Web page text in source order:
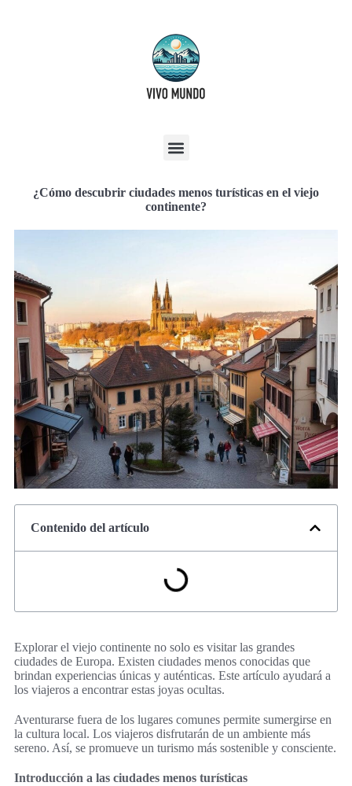
¿Cómo descubrir ciudades menos turísticas en el viejo
continente?
Contenido del artículo
Explorar el viejo continente no solo es visitar las grandes
ciudades de Europa. Existen ciudades menos conocidas que
brindan experiencias únicas y auténticas. Este artículo ayudará a
los viajeros a encontrar estas joyas ocultas.
Aventurarse fuera de los lugares comunes permite sumergirse en
la cultura local. Los viajeros disfrutarán de un ambiente más
sereno. Así, se promueve un turismo más sostenible y consciente.
Introducción a las ciudades menos turísticas